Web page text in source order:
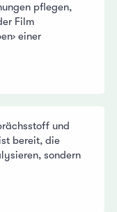
pflegen,
Film
einer
und
bereit, die
sondern